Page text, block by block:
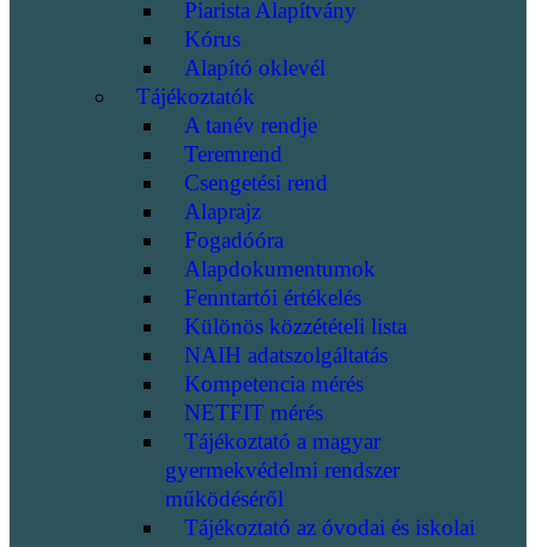
Piarista Alapítvány
Kórus
Alapító oklevél
Tájékoztatók
A tanév rendje
Teremrend
Csengetési rend
Alaprajz
Fogadóóra
Alapdokumentumok
Fenntartói értékelés
Különös közzétételi lista
NAIH adatszolgáltatás
Kompetencia mérés
NETFIT mérés
Tájékoztató a magyar
gyermekvédelmi rendszer
működéséről
Tájékoztató az óvodai és iskolai